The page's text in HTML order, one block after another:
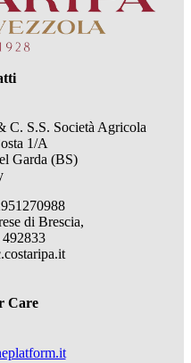
C. S.S. Società Agricola
1/A
Garda (BS)
di Brescia,
Care